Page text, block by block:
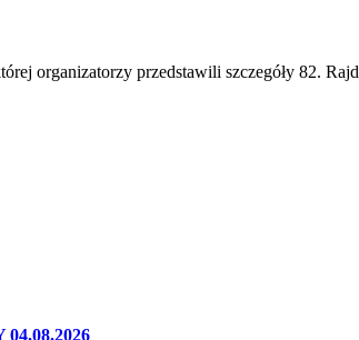
organizatorzy przedstawili szczegóły 82.